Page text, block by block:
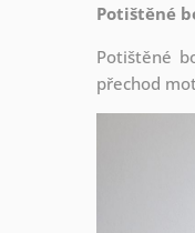
Potištěné
Potištěné
přechod